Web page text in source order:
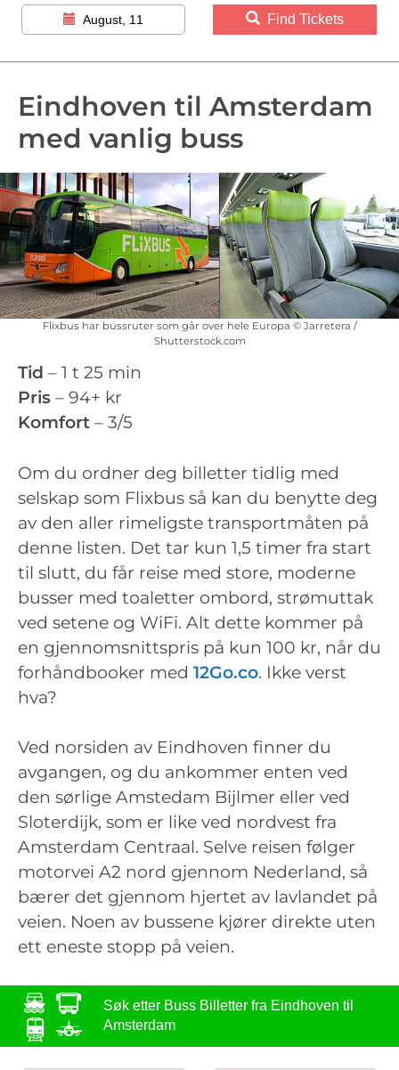
August, 11 Find Tickets
Eindhoven til Amsterdam
med vanlig buss
Flixbus har bussruter som går over hele Europa © Jarretera /
Shutterstock.com
Tid – 1 t 25 min
Pris – 94+ kr
Komfort – 3/5
Om du ordner deg billetter tidlig med
selskap som Flixbus så kan du benytte deg
av den aller rimeligste transportmåten på
denne listen. Det tar kun 1,5 timer fra start
til slutt, du får reise med store, moderne
busser med toaletter ombord, strømuttak
ved setene og WiFi. Alt dette kommer på
en gjennomsnittspris på kun 100 kr, når du
forhåndbooker med 12Go.co. Ikke verst
hva?
Ved norsiden av Eindhoven finner du
avgangen, og du ankommer enten ved
den sørlige Amstedam Bijlmer eller ved
Sloterdijk, som er like ved nordvest fra
Amsterdam Centraal. Selve reisen følger
motorvei A2 nord gjennom Nederland, så
bærer det gjennom hjertet av lavlandet på
veien. Noen av bussene kjører direkte uten
ett eneste stopp på veien.
Søk etter Buss Billetter fra Eindhoven til
Amsterdam